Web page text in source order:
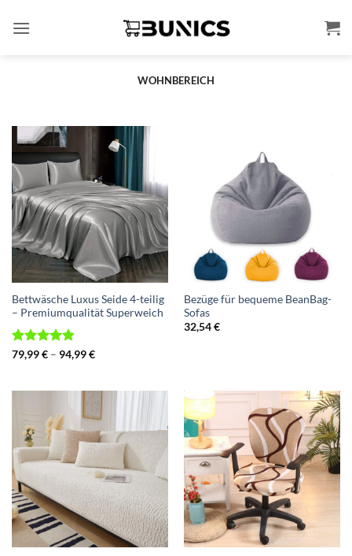
Inhalt
WOHNBEREICH
Bettwäsche Luxus Seide 4-teilig
– Premiumqualität Superweich
Bewertet
79,99€ – 94,99€Preisspanne:
Bezüge für bequeme BeanBag-
Sofas
32,54€